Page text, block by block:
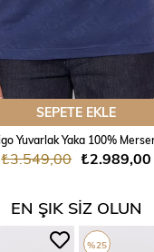
SEPETE EKLE
₺2.989,00
₺3.549,00
EN ŞIK SIZ OLUN
%25